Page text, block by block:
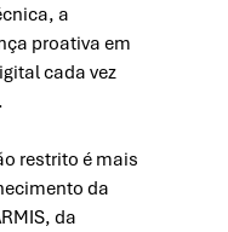
a
proativa em
cada vez
restrito é mais
da
da